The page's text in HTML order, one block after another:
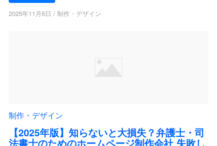
2025年11月6日 / 制作・デザイン
制作・デザイン
【2025年版】知らないと大損失？弁護士・司
法書士のためのホームページ制作会社 失敗し